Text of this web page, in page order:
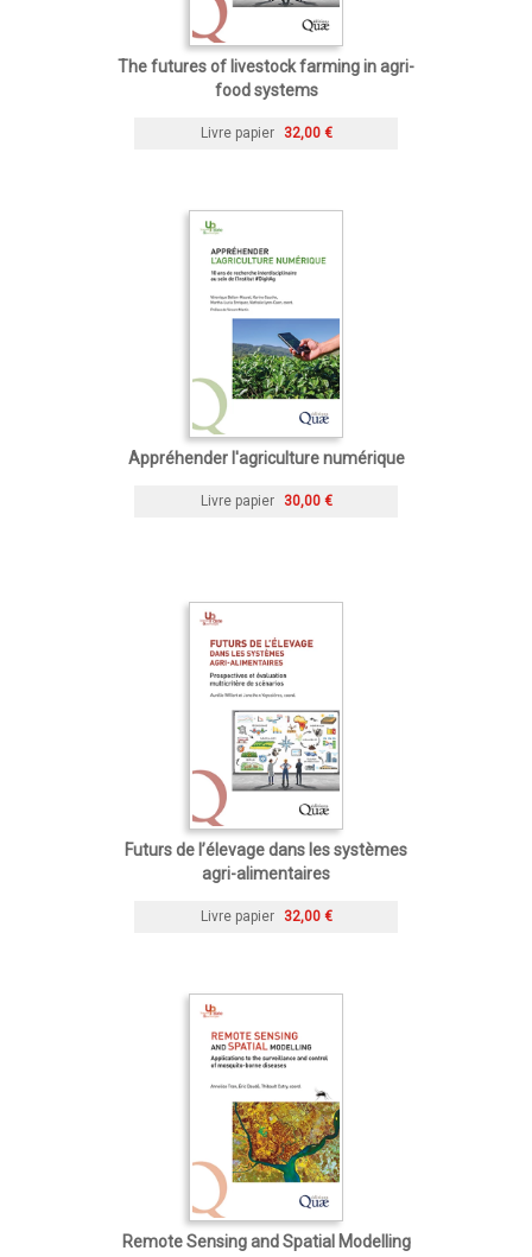
The futures of livestock farming in agri-
food systems
Livre papier 32,00 €
Appréhender l'agriculture numérique
Livre papier 30,00 €
Futurs de l’élevage dans les systèmes
agri-alimentaires
Livre papier 32,00 €
Remote Sensing and Spatial Modelling